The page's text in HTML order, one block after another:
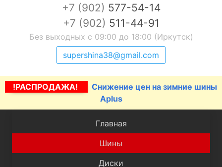
+7 (902) 577-54-14
+7 (902) 511-44-91
Без выходных с 09:00 до 18:00 (Иркутск)
supershina38@gmail.com
!РАСПРОДАЖА!
Снижение цен на зимние шины
Aplus
Главная
Шины
Диски